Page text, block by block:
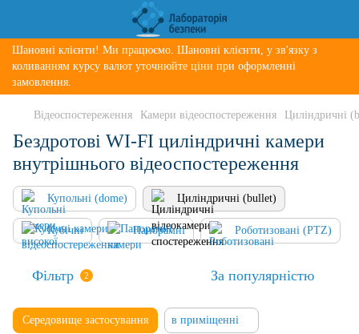
Шановні клієнти! Ми працюємо. Шановні клієнти, у зв'язку з
коливанням курсу валют уточнюйте ціни при оформленні
замовлення.
Відеоспостереження Камери відеоспостереження Циліндричні
Бездротові WI-FI циліндричні камери
внутрішнього відеоспостереження
Купольні (dome) Циліндричні (bullet)
Кубічні Панорамні Роботизовані (PTZ)
Фільтр 2 За популярністю
Середовище застосування в приміщенні